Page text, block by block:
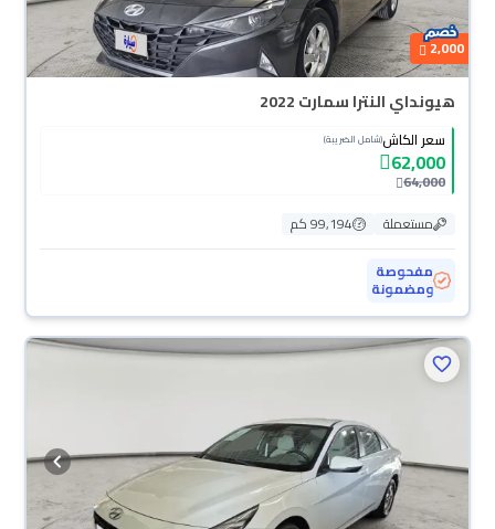
2,000
هيونداي النترا سمارت 2022
سعر الكاش(شامل الضريبة)
62,000
64,000
مستعملة
99,194 كم
مفحوصة
ومضمونة